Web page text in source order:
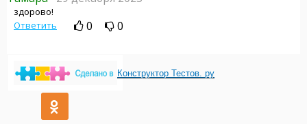
Конструктор Тестов. ру